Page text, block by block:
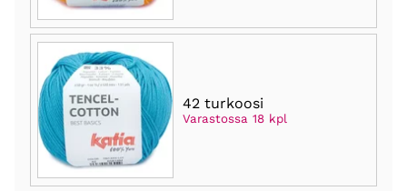
42 turkoosi
Varastossa 18 kpl